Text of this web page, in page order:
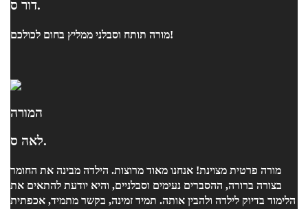
דור ס.
מורה תותח וסבלני ממליץ בחום לכולכם!
המורה
לאה ס.
מורה פרטית מצוינת! אנחנו מאוד מרוצות. הילדה מבינה את החומר
בצורה ברורה, ההסברים נעימים וסבלניים, והיא יודעת להתאים את
הלימוד בדיוק לילדה ולהבין אותה. תמיד זמינה, בקשר מתמיד, אכפתית